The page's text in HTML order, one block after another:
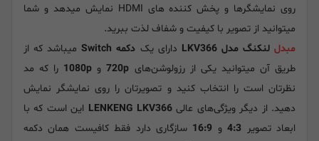
روی نمایشگرها و پخش کننده های HDMI نمایش میدهد و شما
میتوانید از تصویر با کیفیت و شفاف لذت ببرید.
مبدللنکنگ مدل LKV366 دارای یک دکمه Switch
میباشد که از
طریق آن میتوانید یکی از رزولوشن‌های 720pو 1080p را که مد
نظرتان است را انتخاب کنید و تصویرتان را روی نمایشگر نمایش
دهید. از دیگر ویژگی‌های عالی LENKENG LKV366 این است که با
ابعاد تصویر 4:3و 16:9 سازگاری دارد فقط کافیست همان دکمه